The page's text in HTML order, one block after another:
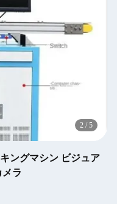
2 / 5
ングマシン ビジュア
ラ